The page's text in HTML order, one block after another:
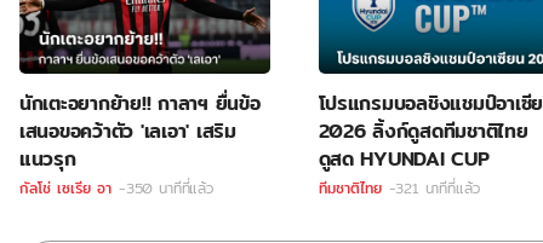
นักเตะอยากย้าย!! กาลาฯ ยื่นข้อ
เสนอขอคว้าตัว 'เลเอา' เสริม
แนวรุก
กัลโช่ เซเรีย อา -350 นาทีที่แล้ว
โปรแกรมบอลชิงแชมป์อาเซี
2026 ลิ้งก์ดูสดทีมชาติไทย
ดูสด HYUNDAI CUP
ทีมชาติไทย -321 นาทีที่แล้ว